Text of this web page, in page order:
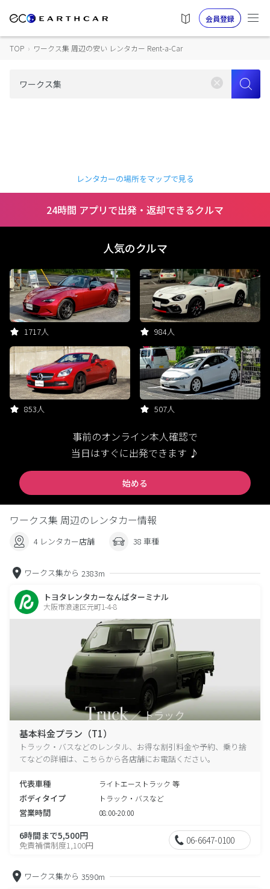
会員登録
TOP › ワークス集 周辺の安い レンタカー Rent-a-Car
レンタカーの場所をマップで見る
24時間 アプリで出発・返却できるクルマ
人気のクルマ
1717人 984人
853人 507人
事前のオンライン本人確認で
当日はすぐに出発できます ♪
始める
ワークス集 周辺のレンタカー情報
4 レンタカー店舗 38 車種
ワークス集から 2383m
トヨタレンタカーなんばターミナル
大阪市浪速区元町1-4-8
基本料金プラン（T1）
トラック・バスなどのレンタル、お得な割引料金や予約、乗り捨
てなどの詳細は、こちらから各店舗にお電話ください。
代表車種 ライトエーストラック 等
ボディタイプ トラック・バスなど
営業時間 08:00-20:00
6時間まで5,500円
免責補償制度1,100円 06-6647-0100
ワークス集から 3590m